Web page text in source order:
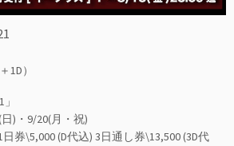
）
)・9/20(月・祝)
券\5,000 (D代込) 3日通し券\13,500 (3D代